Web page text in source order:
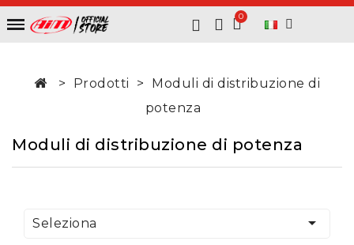
Prodotti
Moduli di distribuzione di
potenza
Moduli di distribuzione di potenza
Seleziona 